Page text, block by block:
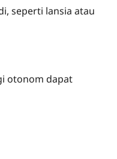
seperti lansia atau
otonom dapat